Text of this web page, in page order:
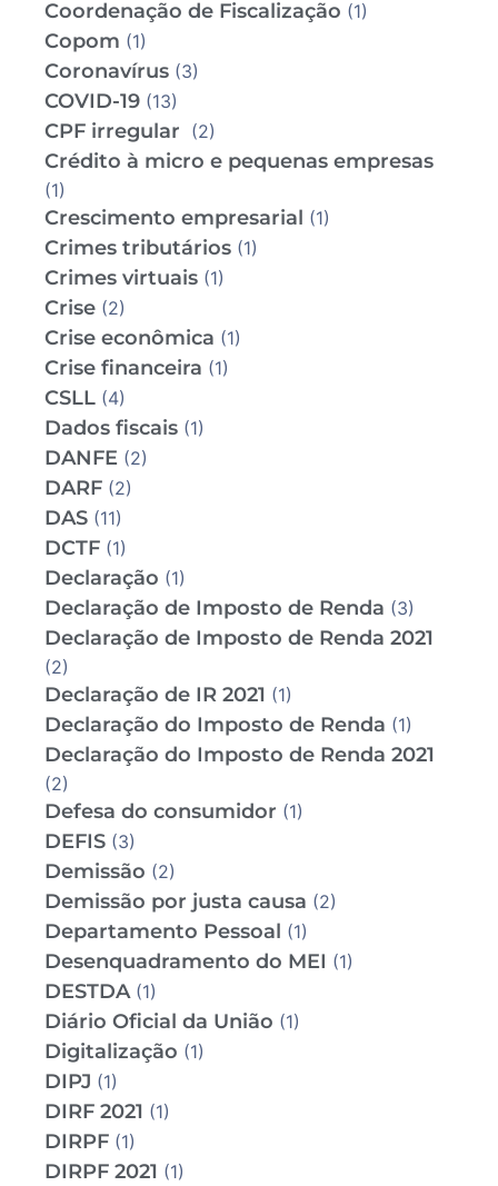
Coordenação de Fiscalização (1)
Copom (1)
Coronavírus (3)
COVID-19 (13)
CPF irregular (2)
Crédito à micro e pequenas empresas
(1)
Crescimento empresarial (1)
Crimes tributários (1)
Crimes virtuais (1)
Crise (2)
Crise econômica (1)
Crise financeira (1)
CSLL (4)
Dados fiscais (1)
DANFE (2)
DARF (2)
DAS (11)
DCTF (1)
Declaração (1)
Declaração de Imposto de Renda (3)
Declaração de Imposto de Renda 2021
(2)
Declaração de IR 2021 (1)
Declaração do Imposto de Renda (1)
Declaração do Imposto de Renda 2021
(2)
Defesa do consumidor (1)
DEFIS (3)
Demissão (2)
Demissão por justa causa (2)
Departamento Pessoal (1)
Desenquadramento do MEI (1)
DESTDA(1)
Diário Oficial da União (1)
Digitalização (1)
DIPJ (1)
DIRF 2021 (1)
DIRPF (1)
DIRPF 2021 (1)